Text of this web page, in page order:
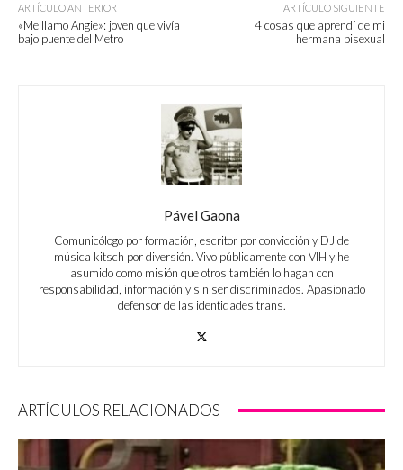
ARTÍCULO ANTERIOR
«Me llamo Angie»: joven que vivía
bajo puente del Metro
ARTÍCULO SIGUIENTE
4 cosas que aprendí de mi
hermana bisexual
Pável Gaona
Comunicólogo por formación, escritor por convicción y DJ de
música kitsch por diversión. Vivo públicamente con VIH y he
asumido como misión que otros también lo hagan con
responsabilidad, información y sin ser discriminados. Apasionado
defensor de las identidades trans.
ARTÍCULOS RELACIONADOS